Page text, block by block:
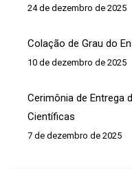
24 de dezembro de 2025
Colação de Grau do
10 de dezembro de 2025
Cerimônia de Entrega
Científicas
7 de dezembro de 2025